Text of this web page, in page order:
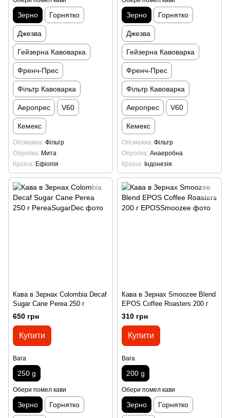
Зерно Горнятко
Джезва
Гейзерна Кавоварка
Френч-Прес
Фільтр Кавоварка
Аеропрес V60
Кемекс
Обсмажка Фільтр
Обробка Мита
Країна Ефіопія
Зерно Горнятко
Джезва
Гейзерна Кавоварка
Френч-Прес
Фільтр Кавоварка
Аеропрес V60
Кемекс
Обсмажка Фільтр
Обробка Анаеробна
Країна Індонезія
Кава в Зернах Colombia Decaf
Sugar Cane Perea 250 г
650 грн
Купити
Вага
250 g
Обери помел кави
Зерно Горнятко
Кава в Зернах Smoozee Blend
EPOS Coffee Roasters 200 г
310 грн
Купити
Вага
200 g
Обери помел кави
Зерно Горнятко